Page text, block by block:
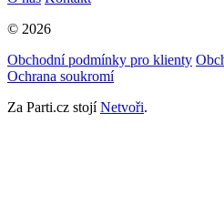
© 2026
Obchodní podmínky pro klienty
Ochrana soukromí
Za Parti.cz stojíNetvoři.